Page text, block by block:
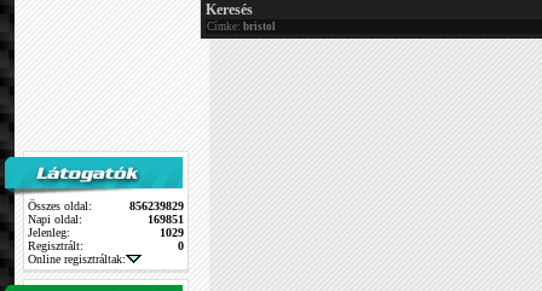
Összes oldal:
856239829
Napi oldal:
169851
Jelenleg:
1029
Regisztrált:
0
Online regisztráltak:
Keresés
Címke: bristol